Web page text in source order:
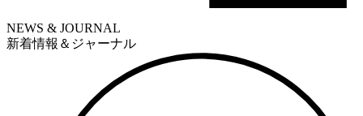
NEWS & JOURNAL
新着情報＆ジャーナル